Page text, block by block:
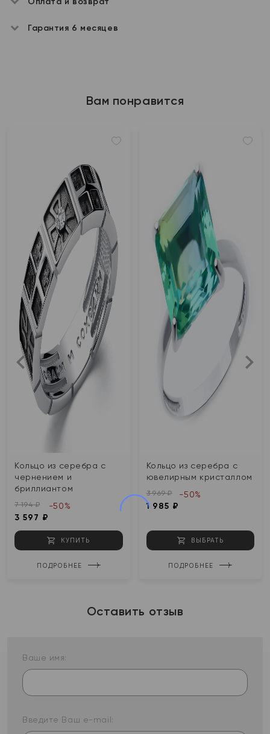
Гарантия 6 месяцев
Вам понравится
Кольцо из серебра с
чернением и
бриллиантом
7 194 ₽
3 597 ₽
-50%
КУПИТЬ
ПОДРОБНЕЕ
Кольцо из серебра с
ювелирным кристаллом
3 969 ₽
1 985 ₽
-50%
ВЫБРАТЬ
ПОДРОБНЕЕ
Оставить отзыв
Ваше имя:
Введите Ваш e-mail: